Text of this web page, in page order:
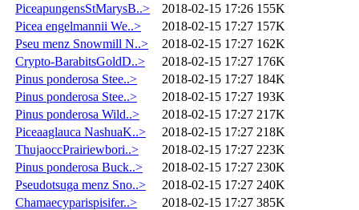
PiceapungensStMarysB..>
2018-02-15 17:26 155K
Picea engelmannii We..>
2018-02-15 17:27 157K
Pseu menz Snowmill N..>
2018-02-15 17:27 162K
Crypto-BarabitsGoldD..>
2018-02-15 17:27 176K
Pinus ponderosa Stee..>
2018-02-15 17:27 184K
Pinus ponderosa Stee..>
2018-02-15 17:27 193K
Pinus ponderosa Wild..>
2018-02-15 17:27 217K
Piceaaglauca NashuaK..>
2018-02-15 17:27 218K
ThujaoccPrairiewbori..>
2018-02-15 17:27 223K
Pinus ponderosa Buck..>
2018-02-15 17:27 230K
Pseudotsuga menz Sno..>
2018-02-15 17:27 240K
Chamaecyparispisifer..>
2018-02-15 17:27 385K